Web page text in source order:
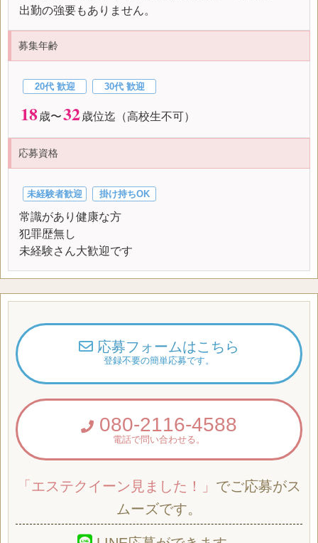
出勤の強要もありません。
募集年齢
20代 歓迎 30代 歓迎
18歳〜32歳位迄（高校生不可）
応募資格
未経験者歓迎 掛け持ちOK
常識があり健康な方
犯罪歴無し
未経験さん大歓迎です
応募フォームはこちら
登録不要の簡単応募です。
080-2116-4588
電話で問い合わせる。
「エステクイーン見ました！」 でご応募がス
ムーズです。